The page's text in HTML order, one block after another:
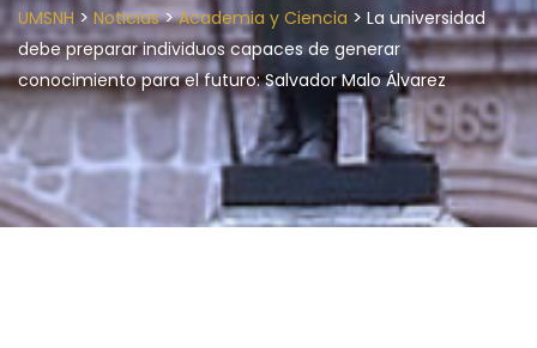
UMSNH > Noticias>Academia y Ciencia > La universidad
debe preparar individuos capaces de generar
conocimiento para el futuro: Salvador Malo Álvarez